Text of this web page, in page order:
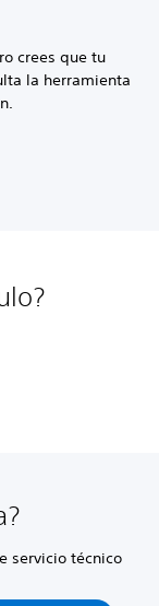
crees que tu
la herramienta
servicio técnico